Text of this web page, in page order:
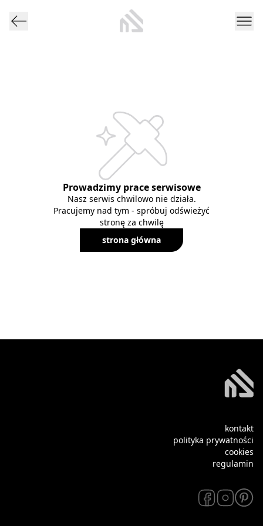
Prowadzimy prace serwisowe
Nasz serwis chwilowo nie działa.
Pracujemy nad tym - spróbuj odświeżyć
stronę za chwilę
strona główna
kontakt
polityka prywatności
cookies
regulamin